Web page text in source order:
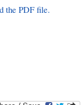
the PDF file.